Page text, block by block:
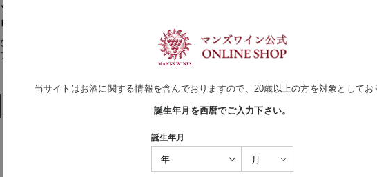
ソラリス 千曲川 シャルドネ 樽仕込 2021 ジェ
ロボアム
びん内熟成がゆっくりと理想的な形で進むジェロボ
アム（5,000ml）サイズ
当サイトはお酒に関する情報を含んでおりますので、20歳以上の方を対象としてお
誕生年月を西暦でご入力下さい。
誕生年月